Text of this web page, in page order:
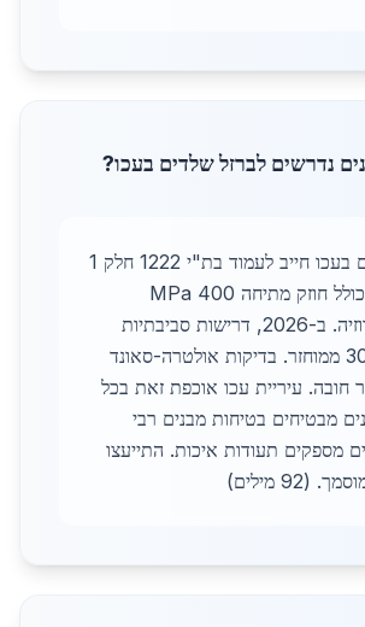
נדרשים לברזל שלדים בעכו?
ברזל לשלדים בעכו חייב לעמוד בת"י 1222 חלק 1
ות"י 443, כולל חוזק מתיחה 400 MPa
ועמידות קורוזיה. ב-2026, דרישות סביבתיות
מחייבות 30% ממוחזר. בדיקות אולטרה-סאונד
חובה. עיריית עכו אוכפת זאת בכל
מבטיחים בטיחות מבנים רבי
מספקים תעודות איכות. התייעצו
מילים)